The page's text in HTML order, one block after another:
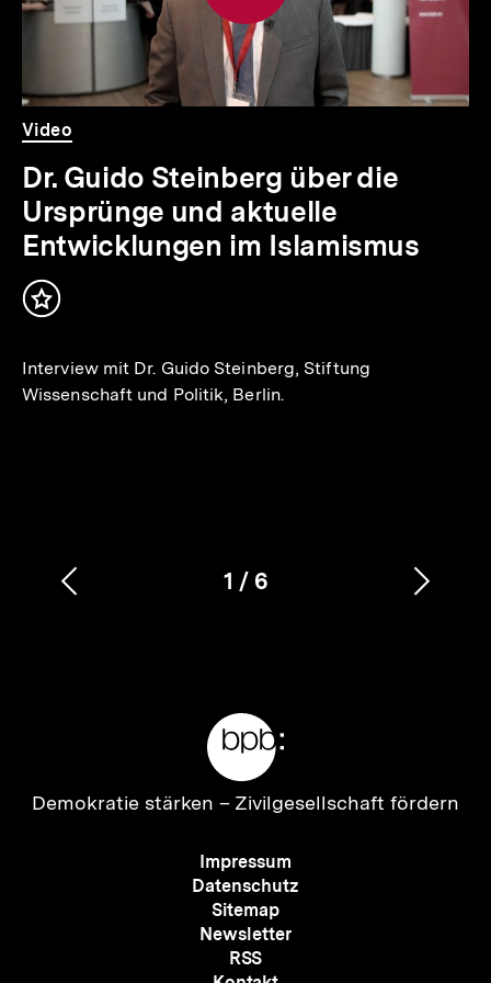
Video
Dauer
Video
Dr. Guido Steinberg über die
Ursprünge und aktuelle
Entwicklungen im Islamismus
Inhalt
Interview mit Dr. Guido Steinberg, Stiftung
Wissenschaft und Politik, Berlin.
Karussellinhalt
1
von
/ 6
Vorherigen
Zur
Demokratie stärken – Zivilgesellschaft fördern
Meta-
Navigation
Impressum
Datenschutz
Sitemap
Newsletter
RSS